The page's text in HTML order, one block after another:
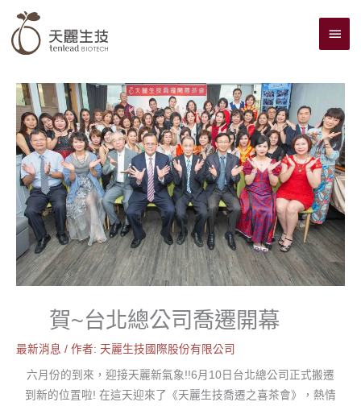
要
選
單
賀~台北總公司喬遷開幕
最新消息 / 作者: 天麗生技國際股份有限公司
六月份的到來，迎接天麗新氣象!!6月10日台北總公司正式搬遷
到新的位置啦! 在這天迎來了《天麗生技喬遷之喜茶會》，熱情